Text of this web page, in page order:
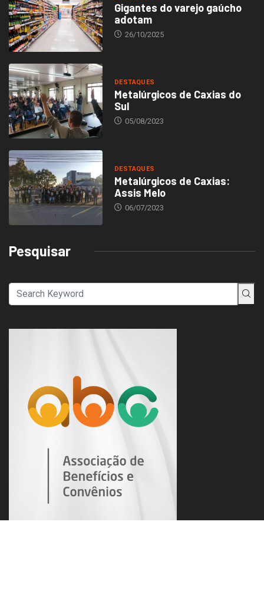
Gigantes do varejo gaúcho
adotam
26/10/2025
DESTAQUES
Metalúrgicos de Caxias do
Sul
05/08/2023
DESTAQUES
Metalúrgicos de Caxias:
Assis Melo
06/07/2023
Pesquisar